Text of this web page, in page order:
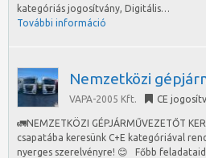
kategóriás jogosítvány, Digitális…
További információ
Nemzetközi
VAPA-2005 Kft. CE
🚛NEMZETKÖZI GÉPJÁRMŰVEZETŐT
csapatába keresünk C+E kategóriával
nyerges szerelvényre! 😊 Főbb